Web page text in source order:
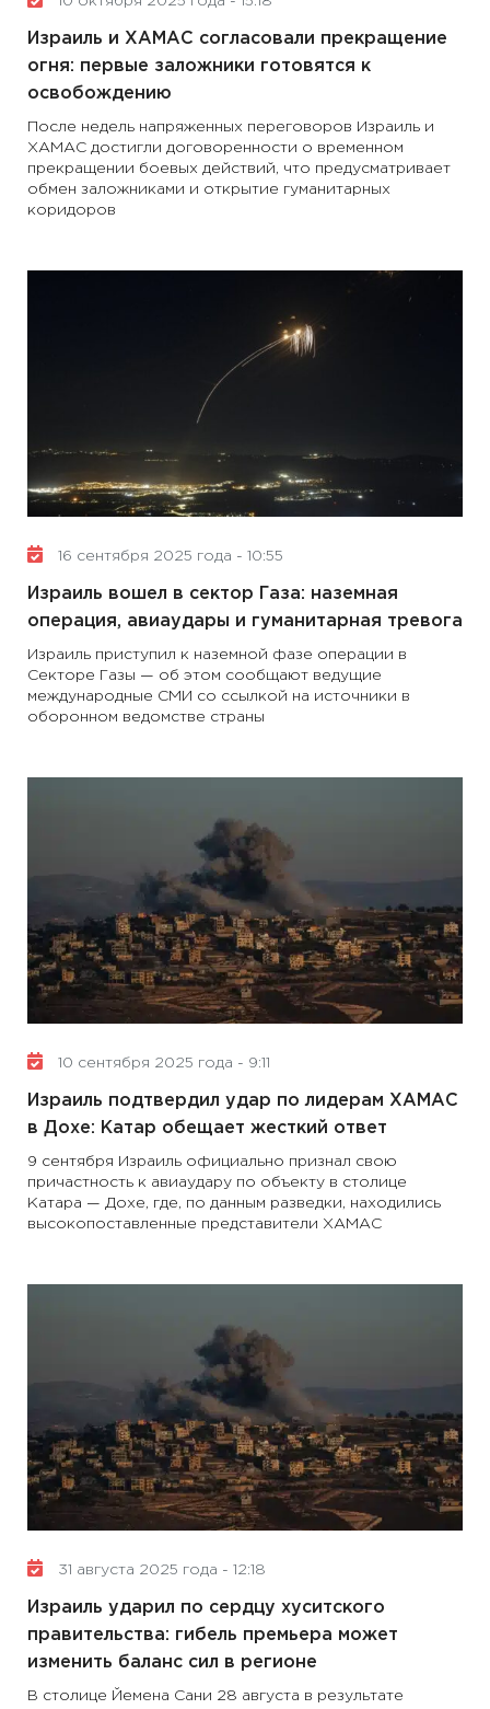
Израиль и ХАМАС согласовали прекращение
огня: первые заложники готовятся к
освобождению
После недель напряженных переговоров Израиль и
ХАМАС достигли договоренности о временном
прекращении боевых действий, что предусматривает
обмен заложниками и открытие гуманитарных
коридоров
16 сентября 2025 года - 10:55
Израиль вошел в сектор Газа: наземная
операция, авиаудары и гуманитарная тревога
Израиль приступил к наземной фазе операции в
Секторе Газы — об этом сообщают ведущие
международные СМИ со ссылкой на источники в
оборонном ведомстве страны
10 сентября 2025 года - 9:11
Израиль подтвердил удар по лидерам ХАМАС
в Дохе: Катар обещает жесткий ответ
9 сентября Израиль официально признал свою
причастность к авиаудару по объекту в столице
Катара — Дохе, где, по данным разведки, находились
высокопоставленные представители ХАМАС
31 августа 2025 года - 12:18
Израиль ударил по сердцу хуситского
правительства: гибель премьера может
изменить баланс сил в регионе
В столице Йемена Сани 28 августа в результате